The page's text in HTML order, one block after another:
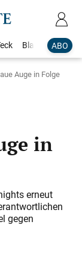
ABO
Blaulicht
Auge in Folge
in
erneut
gegen